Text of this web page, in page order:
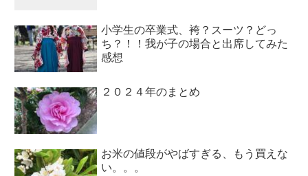
小学生の卒業式、袴？スーツ？どっ
ち？！！我が子の場合と出席してみた
感想
２０２４年のまとめ
お米の値段がやばすぎる、もう買えな
い。。。